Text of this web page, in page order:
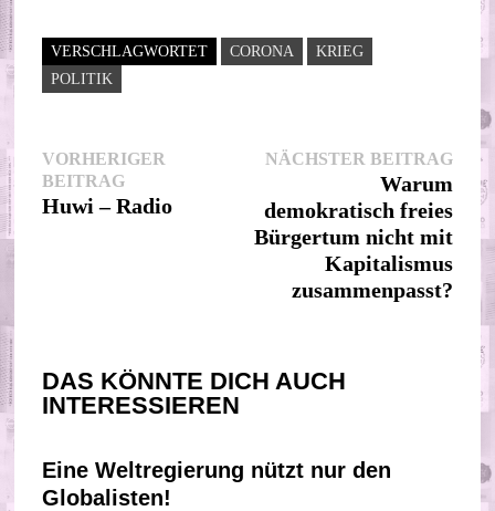
VERSCHLAGWORTET CORONA
KRIEG
POLITIK
Beitragsnavigation
VORHERIGER
BEITRAGVorheriger
Beitrag:
Huwi – Radio
NÄCHSTER BEITRAG
Warum
demokratisch freies
Bürgertum nicht mit
Kapitalismus
zusammenpasst?
DAS KÖNNTE DICH AUCH
INTERESSIEREN
Eine Weltregierung nützt nur den
Globalisten!